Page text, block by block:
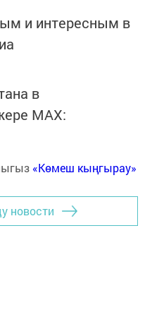
и интересным в
в
MАХ:
«Көмеш кыңгырау»
новости